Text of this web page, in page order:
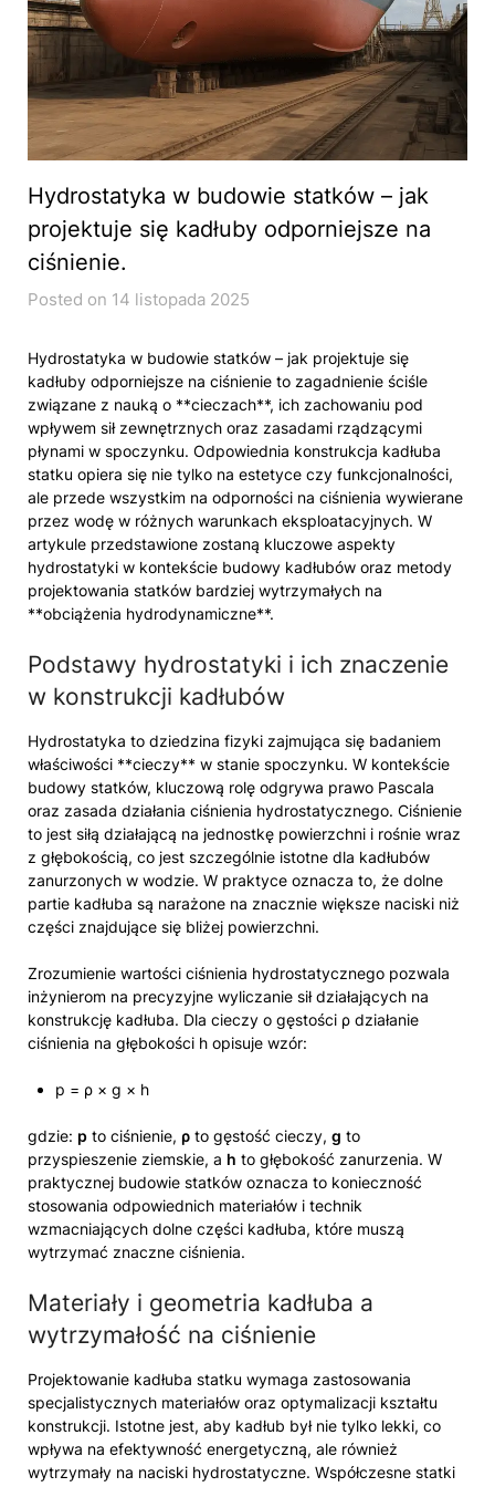
Hydrostatyka w budowie statków – jak
projektuje się kadłuby odporniejsze na
ciśnienie.
Posted on 14 listopada 2025
Hydrostatyka w budowie statków – jak projektuje się
kadłuby odporniejsze na ciśnienie to zagadnienie ściśle
związane z nauką o **cieczach**, ich zachowaniu pod
wpływem sił zewnętrznych oraz zasadami rządzącymi
płynami w spoczynku. Odpowiednia konstrukcja kadłuba
statku opiera się nie tylko na estetyce czy funkcjonalności,
ale przede wszystkim na odporności na ciśnienia wywierane
przez wodę w różnych warunkach eksploatacyjnych. W
artykule przedstawione zostaną kluczowe aspekty
hydrostatyki w kontekście budowy kadłubów oraz metody
projektowania statków bardziej wytrzymałych na
**obciążenia hydrodynamiczne**.
Podstawy hydrostatyki i ich znaczenie
w konstrukcji kadłubów
Hydrostatyka to dziedzina fizyki zajmująca się badaniem
właściwości **cieczy** w stanie spoczynku. W kontekście
budowy statków, kluczową rolę odgrywa prawo Pascala
oraz zasada działania ciśnienia hydrostatycznego. Ciśnienie
to jest siłą działającą na jednostkę powierzchni i rośnie wraz
z głębokością, co jest szczególnie istotne dla kadłubów
zanurzonych w wodzie. W praktyce oznacza to, że dolne
partie kadłuba są narażone na znacznie większe naciski niż
części znajdujące się bliżej powierzchni.
Zrozumienie wartości ciśnienia hydrostatycznego pozwala
inżynierom na precyzyjne wyliczanie sił działających na
konstrukcję kadłuba. Dla cieczy o gęstości ρ działanie
ciśnienia na głębokości h opisuje wzór:
p = ρ × g × h
gdzie: p to ciśnienie, ρ to gęstość cieczy, g to
przyspieszenie ziemskie, a h to głębokość zanurzenia. W
praktycznej budowie statków oznacza to konieczność
stosowania odpowiednich materiałów i technik
wzmacniających dolne części kadłuba, które muszą
wytrzymać znaczne ciśnienia.
Materiały i geometria kadłuba a
wytrzymałość na ciśnienie
Projektowanie kadłuba statku wymaga zastosowania
specjalistycznych materiałów oraz optymalizacji kształtu
konstrukcji. Istotne jest, aby kadłub był nie tylko lekki, co
wpływa na efektywność energetyczną, ale również
wytrzymały na naciski hydrostatyczne. Współczesne statki